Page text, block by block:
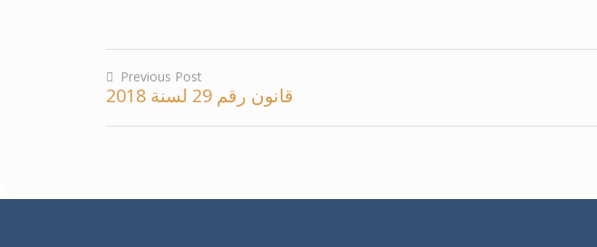
Post
Previous Post
قانون رقم 29 لسنة 2018